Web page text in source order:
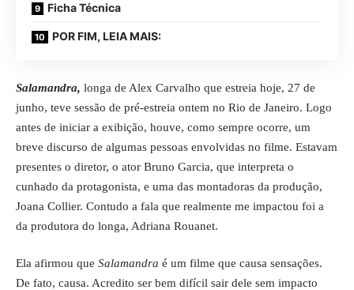
Ficha Técnica
POR FIM, LEIA MAIS:
Salamandra, longa de Alex Carvalho que estreia hoje, 27 de
junho, teve sessão de pré-estreia ontem no Rio de Janeiro. Logo
antes de iniciar a exibição, houve, como sempre ocorre, um
breve discurso de algumas pessoas envolvidas no filme. Estavam
presentes o diretor, o ator Bruno Garcia, que interpreta o
cunhado da protagonista, e uma das montadoras da produção,
Joana Collier. Contudo a fala que realmente me impactou foi a
da produtora do longa, Adriana Rouanet.
Ela afirmou que Salamandra é um filme que causa sensações.
De fato, causa. Acredito ser bem difícil sair dele sem impacto